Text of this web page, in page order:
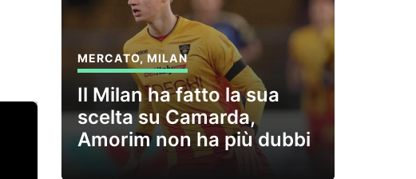
MERCATO,MILAN
Il Milan ha fatto la sua
scelta su Camarda,
Amorim non ha più dubbi